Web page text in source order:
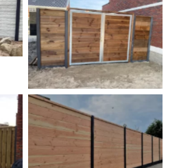
Dubbele poort
Douglas